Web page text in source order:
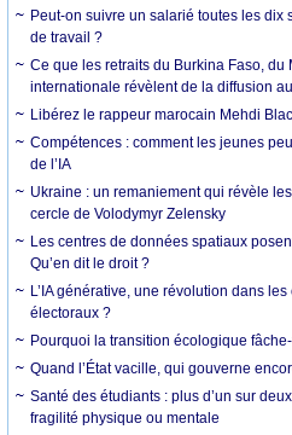
Peut-on suivre un salarié toutes les dix
de travail ?
Ce que les retraits du Burkina Faso,
internationale révèlent de la diffusion
Libérez le rappeur marocain Mehdi
Compétences : comment les jeunes
de l’IA
Ukraine : un remaniement qui révèle
cercle de Volodymyr Zelensky
Les centres de données spatiaux
Qu’en dit le droit ?
L’IA générative, une révolution dans
électoraux ?
Pourquoi la transition écologique
Quand l’État vacille, qui gouverne
Santé des étudiants : plus d’un sur
fragilité physique ou mentale